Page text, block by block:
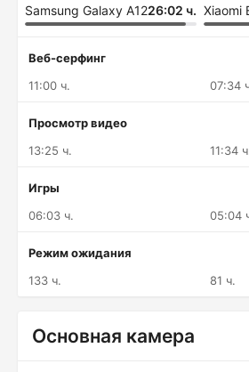
Samsung Galaxy A1226:02 ч. Xiaomi
Веб-серфинг
11:00 ч.
07:34
Просмотр видео
13:25 ч.
11:34
Игры
06:03 ч.
05:04
Режим ожидания
133 ч.
81 ч.
Основная камера